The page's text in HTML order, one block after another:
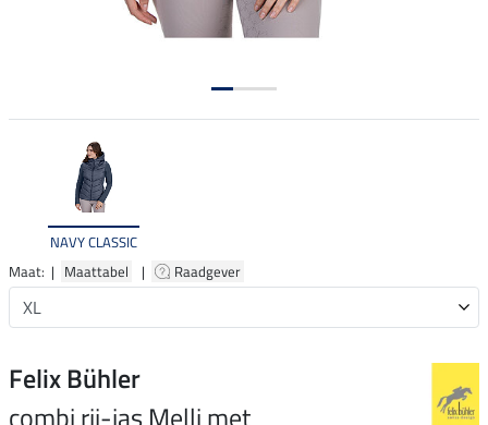
NAVY CLASSIC
Maat: | Maattabel | Raadgever
Felix Bühler